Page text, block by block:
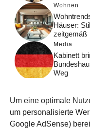
Um eine optimale
um personalisierte
Google AdSense)
Wohnen
Häuser:
zeitgemäß
Media
Kabinett
Weg
und